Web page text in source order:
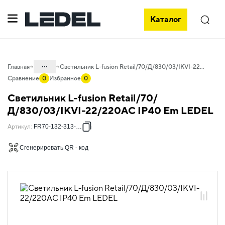
Каталог Поиск
Главная ...
Проектное освещение LEDEL
Светильники для внутреннего
Освещение торговых объектов
Светильник L-fusion Retail/70/Д/830/03/IKVI-22/220AC IP40 Em LEDEL
Сравнение 0 Избранное 0
Светильник L-fusion Retail/70/
Д/830/03/IKVI-22/220AC IP40 Em LEDEL
Артикул: FR70-132-313-131
Сгенерировать QR - код